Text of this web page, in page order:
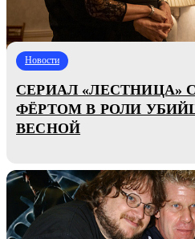
Новости
СЕРИАЛ «ЛЕСТНИЦА»
ФЁРТОМ В РОЛИ
ВЕСНОЙ